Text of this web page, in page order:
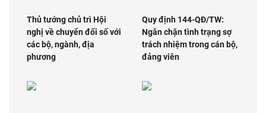
Thủ tướng chủ trì Hội
nghị về chuyển đổi số với
các bộ, ngành, địa
phương
Quy định 144-QĐ/TW:
Ngăn chặn tình trạng sợ
trách nhiệm trong cán bộ,
đảng viên